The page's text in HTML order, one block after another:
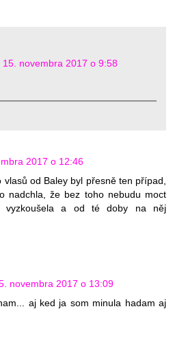
15. novembra 2017 o 9:58
2017 o 12:46
vlasů od Baley byl přesně ten případ,
nadchla, že bez toho nebudu moct
vyzkoušela a od té doby na něj
novembra 2017 o 13:09
aj ked ja som minula hadam aj